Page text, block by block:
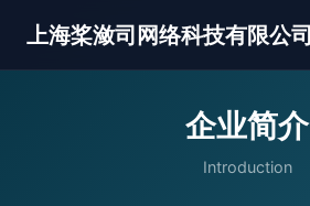
上海桨潋司网络科技有限公司
企业简介
Introduction